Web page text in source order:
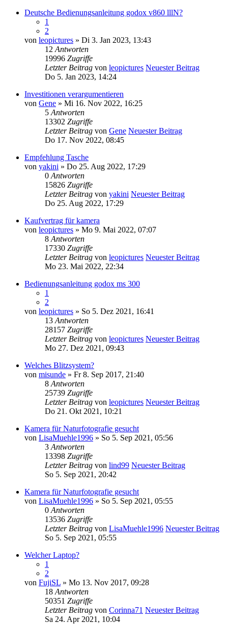
Deutsche Bedienungsanleitung godox v860 lllN?
1
2
von leopictures » Di 3. Jan 2023, 13:43
12 Antworten
19996 Zugriffe
Letzter Beitrag von leopictures Neuester Beitrag
Do 5. Jan 2023, 14:24
Investitionen verargumentieren
von Gene » Mi 16. Nov 2022, 16:25
5 Antworten
13302 Zugriffe
Letzter Beitrag von Gene Neuester Beitrag
Do 17. Nov 2022, 08:45
Empfehlung Tasche
von yakini » Do 25. Aug 2022, 17:29
0 Antworten
15826 Zugriffe
Letzter Beitrag von yakini Neuester Beitrag
Do 25. Aug 2022, 17:29
Kaufvertrag für kamera
von leopictures » Mo 9. Mai 2022, 07:07
8 Antworten
17330 Zugriffe
Letzter Beitrag von leopictures Neuester Beitrag
Mo 23. Mai 2022, 22:34
Bedienungsanleitung godox ms 300
1
2
von leopictures » So 5. Dez 2021, 16:41
13 Antworten
28157 Zugriffe
Letzter Beitrag von leopictures Neuester Beitrag
Mo 27. Dez 2021, 09:43
Welches Blitzsystem?
von misunde » Fr 8. Sep 2017, 21:40
8 Antworten
25739 Zugriffe
Letzter Beitrag von leopictures Neuester Beitrag
Do 21. Okt 2021, 10:21
Kamera für Naturfotografie gesucht
von LisaMuehle1996 » So 5. Sep 2021, 05:56
3 Antworten
13398 Zugriffe
Letzter Beitrag von lind99 Neuester Beitrag
So 5. Sep 2021, 20:42
Kamera für Naturfotografie gesucht
von LisaMuehle1996 » So 5. Sep 2021, 05:55
0 Antworten
13536 Zugriffe
Letzter Beitrag von LisaMuehle1996 Neuester Beitrag
So 5. Sep 2021, 05:55
Welcher Laptop?
1
2
von FujiSL » Mo 13. Nov 2017, 09:28
18 Antworten
50351 Zugriffe
Letzter Beitrag von Corinna71 Neuester Beitrag
Sa 24. Apr 2021, 10:04